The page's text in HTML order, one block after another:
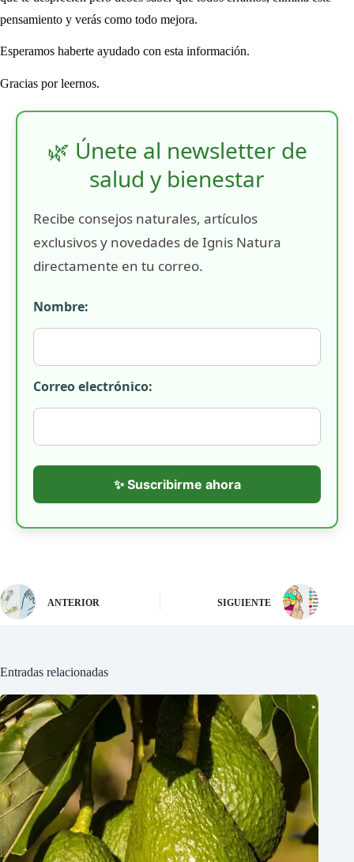
pensamiento y verás como todo mejora.
Esperamos haberte ayudado con esta información.
Gracias por leernos.
🌿 Únete al newsletter de
salud y bienestar
Recibe consejos naturales, artículos
exclusivos y novedades de Ignis Natura
directamente en tu correo.
Nombre:
Correo electrónico:
✨ Suscribirme ahora
ANTERIOR SIGUIENTE
Entradas relacionadas